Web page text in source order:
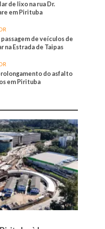
de lixo na rua Dr.
em Pirituba
de veículos de
na Estrada de Taipas
do asfalto
em Pirituba